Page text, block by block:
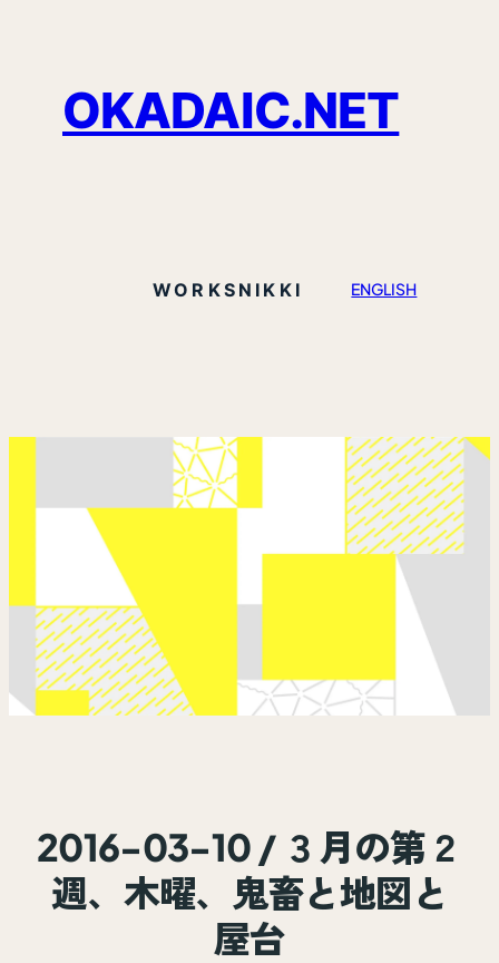
OKADAIC.NET
WORKS NIKKI ENGLISH
2016-03-10 / ３月の第２
週、木曜、鬼畜と地図と
屋台